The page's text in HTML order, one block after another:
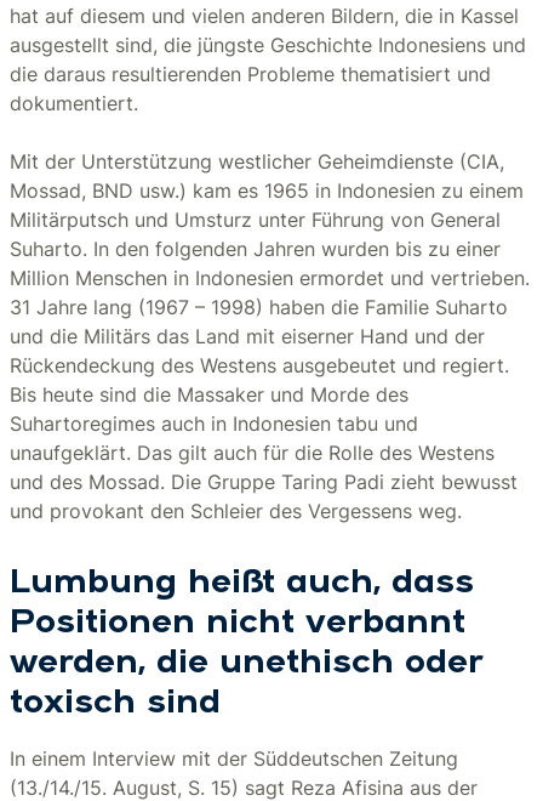
hat auf diesem und vielen anderen Bildern, die in Kassel
ausgestellt sind, die jüngste Geschichte Indonesiens und
die daraus resultierenden Probleme thematisiert und
dokumentiert.
Mit der Unterstützung westlicher Geheimdienste (CIA,
Mossad, BND usw.) kam es 1965 in Indonesien zu einem
Militärputsch und Umsturz unter Führung von General
Suharto. In den folgenden Jahren wurden bis zu einer
Million Menschen in Indonesien ermordet und vertrieben.
31 Jahre lang (1967 – 1998) haben die Familie Suharto
und die Militärs das Land mit eiserner Hand und der
Rückendeckung des Westens ausgebeutet und regiert.
Bis heute sind die Massaker und Morde des
Suhartoregimes auch in Indonesien tabu und
unaufgeklärt. Das gilt auch für die Rolle des Westens
und des Mossad. Die Gruppe Taring Padi zieht bewusst
und provokant den Schleier des Vergessens weg.
Lumbung heißt auch, dass
Positionen nicht verbannt
werden, die unethisch oder
toxisch sind
In einem Interview mit der Süddeutschen Zeitung
(13./14./15. August, S. 15) sagt Reza Afisina aus der